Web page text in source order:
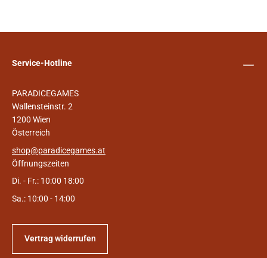
Service-Hotline
PARADICEGAMES
Wallensteinstr. 2
1200 Wien
Österreich
shop@paradicegames.at
Öffnungszeiten
Di. - Fr.: 10:00 18:00
Sa.: 10:00 - 14:00
Vertrag widerrufen